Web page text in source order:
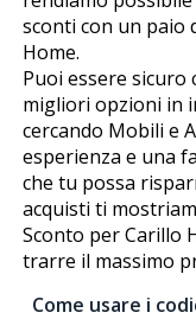
sconti con un paio
Home.
Puoi essere sicuro
migliori opzioni in
cercando Mobili e
esperienza e una
che tu possa
acquisti ti
Sconto per Carillo
trarre il massimo
Come usare i